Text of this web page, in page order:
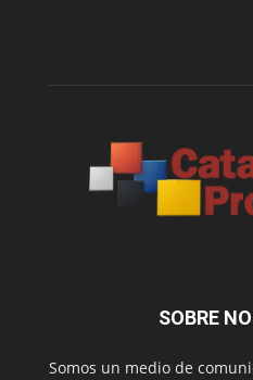
SOBRE
Somos un medio de